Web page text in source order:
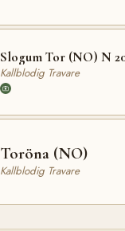
Slogum Tor (NO) N
Kallblodig Travare
Toröna (NO)
Kallblodig Travare